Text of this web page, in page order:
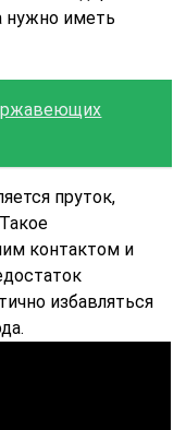
нужно иметь
пруток,
контактом и
избавляться